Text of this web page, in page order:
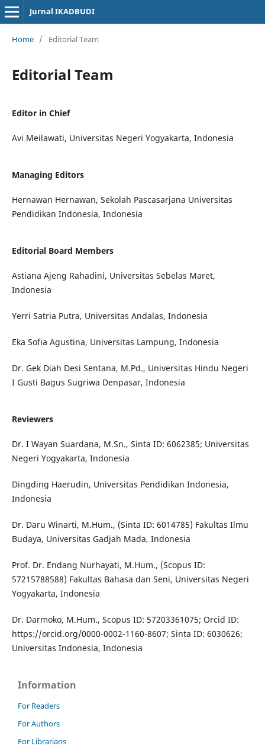
Jurnal IKADBUDI
Home / Editorial Team
Editorial Team
Editor in Chief
Avi Meilawati, Universitas Negeri Yogyakarta, Indonesia
Managing Editors
Hernawan Hernawan, Sekolah Pascasarjana Universitas
Pendidikan Indonesia, Indonesia
Editorial Board Members
Astiana Ajeng Rahadini, Universitas Sebelas Maret,
Indonesia
Yerri Satria Putra, Universitas Andalas, Indonesia
Eka Sofia Agustina, Universitas Lampung, Indonesia
Dr. Gek Diah Desi Sentana, M.Pd., Universitas Hindu Negeri
I Gusti Bagus Sugriwa Denpasar, Indonesia
Reviewers
Dr. I Wayan Suardana, M.Sn., Sinta ID: 6062385; Universitas
Negeri Yogyakarta, Indonesia
Dingding Haerudin, Universitas Pendidikan Indonesia,
Indonesia
Dr. Daru Winarti, M.Hum., (Sinta ID: 6014785) Fakultas Ilmu
Budaya, Universitas Gadjah Mada, Indonesia
Prof. Dr. Endang Nurhayati, M.Hum., (Scopus ID:
57215788588) Fakultas Bahasa dan Seni, Universitas Negeri
Yogyakarta, Indonesia
Dr. Darmoko, M.Hum., Scopus ID: 57203361075; Orcid ID:
https://orcid.org/0000-0002-1160-8607; Sinta ID: 6030626;
Universitas Indonesia, Indonesia
Information
For Readers
For Authors
For Librarians